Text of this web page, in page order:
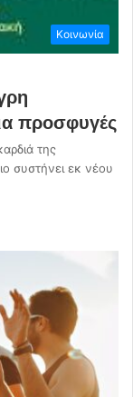
Κοινωνία
προσφυγές
της
συστήνει εκ νέου